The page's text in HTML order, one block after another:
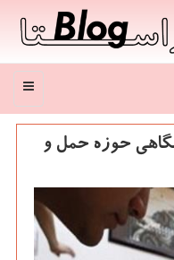
منو
حوزه حمل و